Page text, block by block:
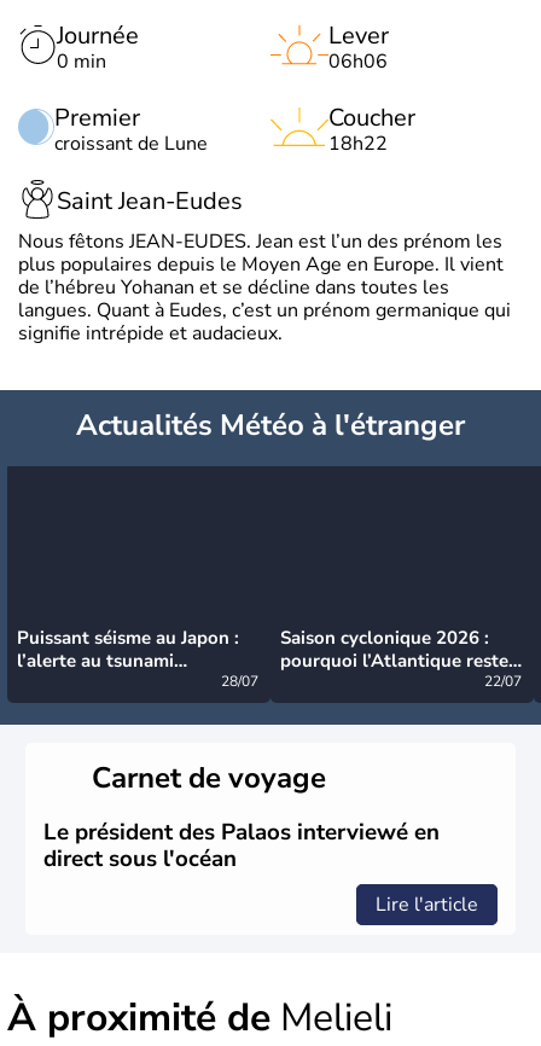
Journée
0 min
Premier
croissant de Lune
Lever
06h06
Coucher
18h22
Saint Jean-Eudes
Nous fêtons JEAN-EUDES. Jean est l’un des prénom les
plus populaires depuis le Moyen Age en Europe. Il vient
de l’hébreu Yohanan et se décline dans toutes les
langues. Quant à Eudes, c’est un prénom germanique qui
signifie intrépide et audacieux.
Actualités Météo à l'étranger
Puissant séisme au Japon :
l’alerte au tsunami
28/07
Saison cyclonique 2026 :
pourquoi l’Atlantique reste
22/07
Carnet de voyage
Le président des Palaos interviewé en
direct sous l'océan
Lire l'article
À proximité de Melieli